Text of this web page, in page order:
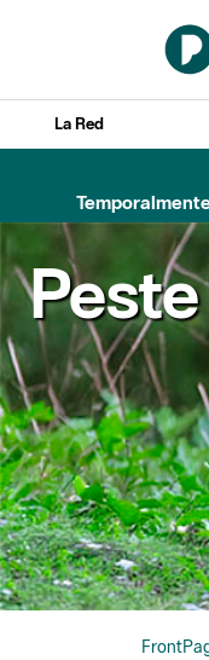
Saltar al contenido
La Red